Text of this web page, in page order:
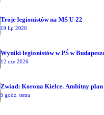
Troje legionistów na MŚ U-22
19 lip 2026
Wyniki legionistów w PŚ w
12 cze 2026
Zwiad: Korona Kielce. Ambitny
5 godz. temu